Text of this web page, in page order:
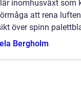
inomhusväxt som
att rena
över spinn
Bergholm